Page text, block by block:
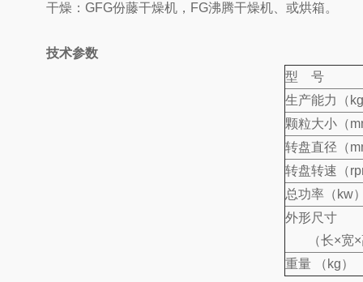
干燥：GFG份藤干燥机，FG沸腾干燥机、或烘箱。
技术参数
型 号
生产能力（
颗粒大小（
转盘直径（
转盘转速（
总功率（kw
外形尺寸
（长×宽×
重量 （kg）